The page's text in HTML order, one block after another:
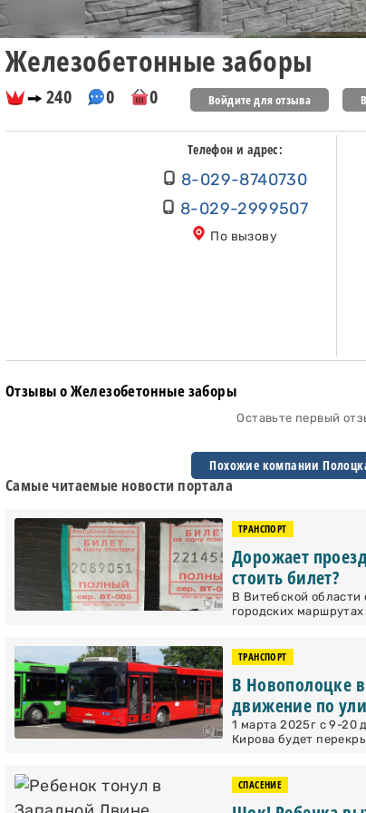
Железобетонные заборы
240 0 0 Войдите для отзыва
Телефон и адрес:
8-029-8740730
8-029-2999507
По вызову
Отзывы о Железобетонные заборы
Оставьте первый
Похожие компании
Самые читаемые новости портала
ТРАНСПОРТ
Дорожает
стоить билет?
В Витебской области
городских маршрутах
ТРАНСПОРТ
В Новополоцке
движение по
1 марта 2025г с 9-20
Кирова будет
СПАСЕНИЕ